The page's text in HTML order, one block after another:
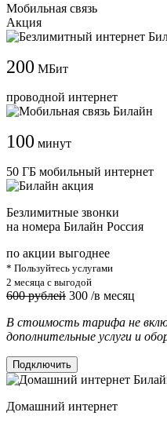
Мобильная связь
Акция
200 МБит
проводной интернет
100 минут
50 ГБ мобильный интернет
Безлимитные звонки
на номера Билайн Россия
по акции выгоднее
* Пользуйтесь услугами
2 месяца с выгодой
600 рублей 300 /в месяц
В стоимость тарифа не
дополнительные услуги и
Подключить
Домашний интернет